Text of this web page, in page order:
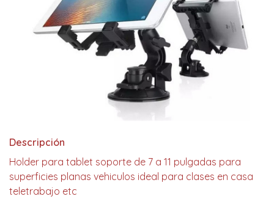
Descripción
Holder para tablet soporte de 7 a 11 pulgadas para
superficies planas vehiculos ideal para clases en casa
teletrabajo etc